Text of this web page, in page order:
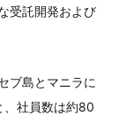
受託開発および
ブ島とマニラに
、社員数は約80